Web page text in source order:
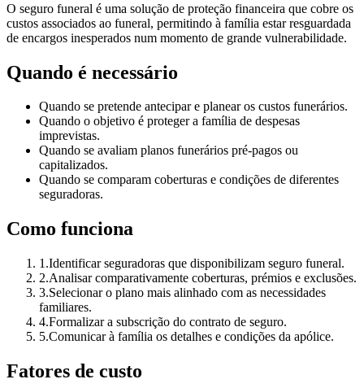
O seguro funeral é uma solução de proteção financeira que cobre os
custos associados ao funeral, permitindo à família estar resguardada
de encargos inesperados num momento de grande vulnerabilidade.
Quando é necessário
Quando se pretende antecipar e planear os custos funerários.
Quando o objetivo é proteger a família de despesas
imprevistas.
Quando se avaliam planos funerários pré-pagos ou
capitalizados.
Quando se comparam coberturas e condições de diferentes
seguradoras.
Como funciona
1 .Identificar seguradoras que disponibilizam seguro funeral.
2.Analisar comparativamente coberturas, prémios e exclusões.
3.Selecionar o plano mais alinhado com as necessidades
familiares.
4.Formalizar a subscrição do contrato de seguro.
5.Comunicar à família os detalhes e condições da apólice.
Fatores de custo